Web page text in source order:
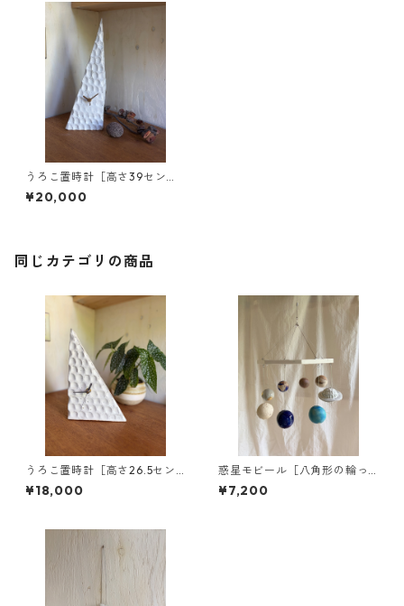
うろこ置時計［高さ39セン
チ］
¥20,000
同じカテゴリの商品
うろこ置時計［高さ26.5セン
チ］
¥18,000
惑星モビール［八角形の輪っ
か］
¥7,200